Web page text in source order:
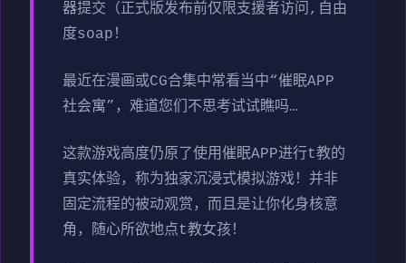
器提交（正式版发布前仅限支援者访问,自由
度soap！
最近在漫画或CG合集中常看当中“催眠APP
社会寓”，难道您们不思考试试瞧吗…
这款游戏高度仍原了使用催眠APP进行t教的
真实体验，称为独家沉浸式模拟游戏！并非
固定流程的被动观赏，而且是让你化身核意
角，随心所欲地点t教女孩！